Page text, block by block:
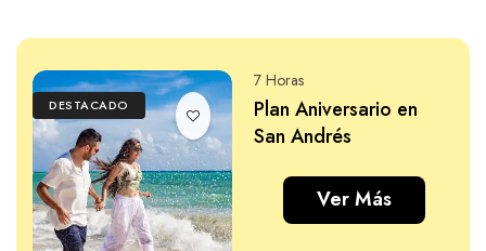
DESTACADO
7 Horas
Plan Aniversario en
San Andrés
Ver Más